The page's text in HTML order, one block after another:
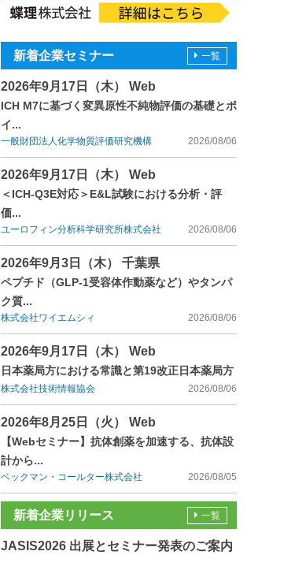
新着企業セミナー
2026年9月17日（木） Web
ICH M7に基づく変異原性不純物評価の基礎とポ
イ...
一般財団法人化学物質評価研究機構 2026/08/06
2026年9月17日（木） Web
＜ICH-Q3E対応＞E&L試験における分析・評
価...
ユーロフィン分析科学研究所株式会社 2026/08/06
2026年9月3日（木） 千葉県
ペプチド（GLP-1受容体作動薬など）やタンパ
ク質...
株式会社ワイエムシィ 2026/08/06
2026年9月17日（木） Web
日本薬局方における常識と第19改正日本薬局方
株式会社技術情報協会 2026/08/06
2026年8月25日（火） Web
【Webセミナー】抗体創薬を加速する、抗体設
計から...
ベックマン・コールター株式会社 2026/08/05
一覧
新着企業リリース
JASIS2026 出展とセミナー発表のご案内
一覧